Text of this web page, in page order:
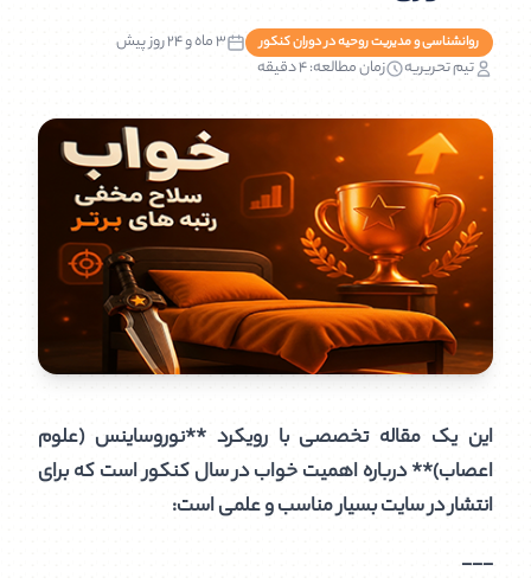
روانشناسی و مدیریت روحیه در دوران کنکور
3 ماه و 24 روز پیش
تیم تحریریه
زمان مطالعه: ۴ دقیقه
این یک مقاله تخصصی با رویکرد **نوروساینس (علوم
اعصاب)** درباره اهمیت خواب در سال کنکور است که برای
انتشار در سایت بسیار مناسب و علمی است:
---